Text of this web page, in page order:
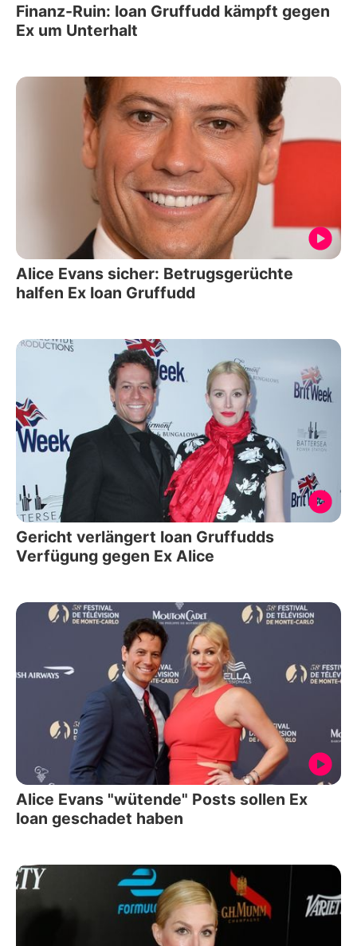
Finanz-Ruin: Ioan Gruffudd kämpft gegen
Ex um Unterhalt
Alice Evans sicher: Betrugsgerüchte
halfen Ex Ioan Gruffudd
Gericht verlängert Ioan Gruffudds
Verfügung gegen Ex Alice
Alice Evans "wütende" Posts sollen Ex
Ioan geschadet haben